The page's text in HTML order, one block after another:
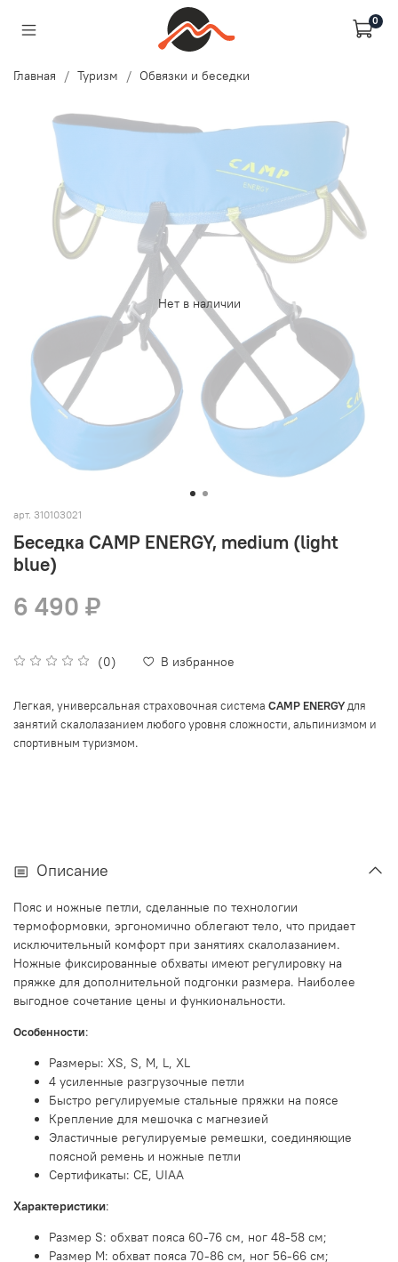
0
Главная Туризм Обвязки и беседки
Нет в наличии
арт. 310103021
Беседка CAMP ENERGY, medium (light
blue)
(0) В избранное
6 490 ₽
Легкая, универсальная страховочная система CAMP ENERGYдля
занятий скалолазанием любого уровня сложности, альпинизмом и
спортивным туризмом.
Описание
Пояс и ножные петли, сделанные по технологии
термоформовки, эргономично облегают тело, что придает
исключительный комфорт при занятиях скалолазанием.
Ножные фиксированные обхваты имеют регулировку на
пряжке для дополнительной подгонки размера. Наиболее
выгодное сочетание цены и функиональности.
Особенности:
Размеры: XS, S, M, L, XL
4 усиленные разгрузочные петли
Быстро регулируемые стальные пряжки на поясе
Крепление для мешочка с магнезией
Эластичные регулируемые ремешки, соединяющие
поясной ремень и ножные петли
Сертификаты: CE, UIAA
Характеристики:
Размер S: обхват пояса 60-76 см, ног 48-58 см;
Размер M: обхват пояса 70-86 см, ног 56-66 см;